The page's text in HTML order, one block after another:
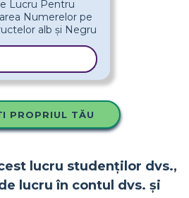
PROPRIUL TĂU
lucru studenților dvs.,
lucru în contul dvs. și